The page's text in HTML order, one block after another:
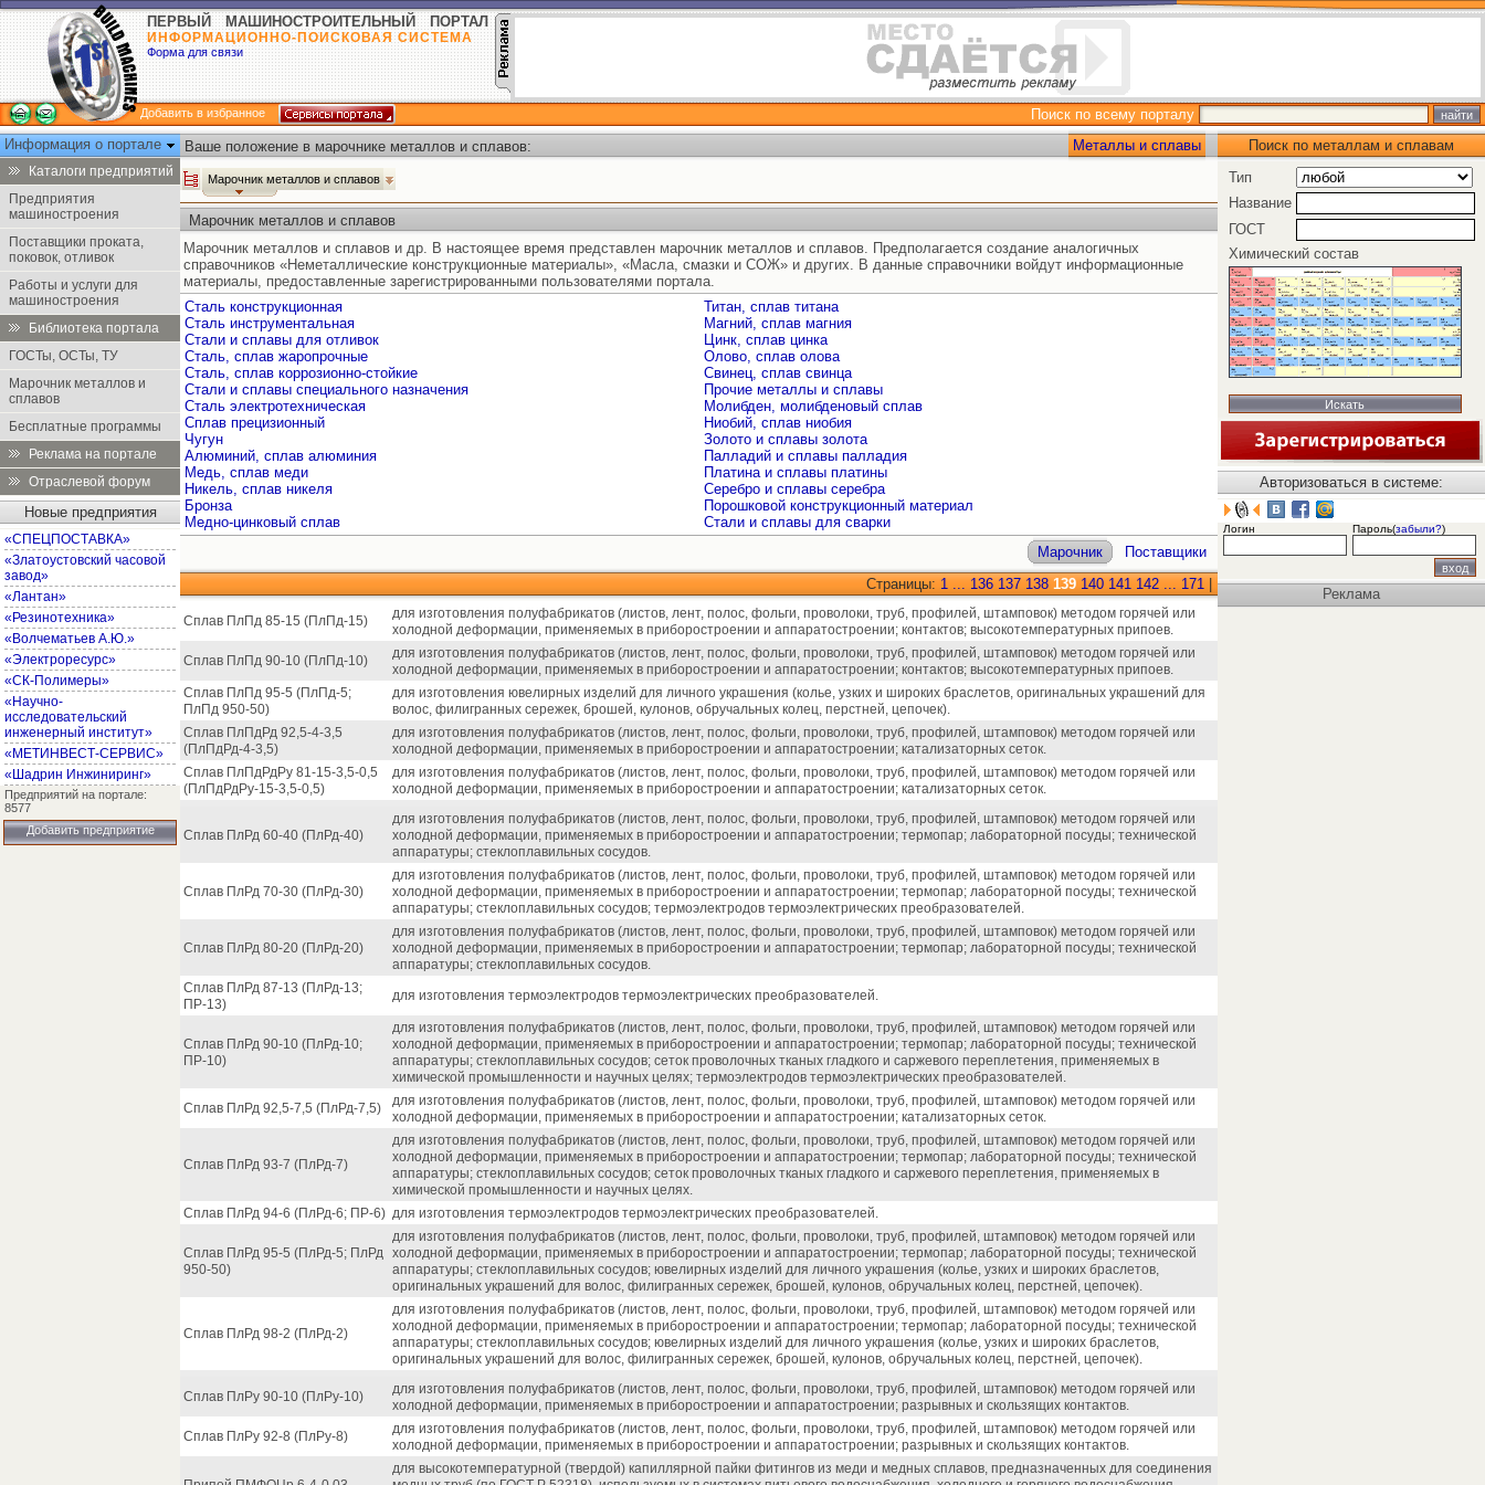
ПЕРВЫЙ МАШИНОСТРОИТЕЛЬНЫЙ ПОРТАЛ
ИНФОРМАЦИОННО-ПОИСКОВАЯ СИСТЕМА
Форма для связи
Добавить в избранное
Поиск по всему порталу
Информация о портале
Каталоги предприятий
Предприятия
машиностроения
Поставщики проката,
поковок, отливок
Работы и услуги для
машиностроения
Библиотека портала
ГОСТы, ОСТы, ТУ
Марочник металлов и
сплавов
Бесплатные программы
Реклама на портале
Отраслевой форум
Новые предприятия
«СПЕЦПОСТАВКА»
«Златоустовский часовой
завод»
«Лантан»
«Резинотехника»
«Волчематьев А.Ю.»
«Электроресурс»
«СК-Полимеры»
«Научно-
исследовательский
инженерный институт»
«МЕТИНВЕСТ-СЕРВИС»
«Шадрин Инжиниринг»
Предприятий на портале:
8577
Добавить предприятие
Ваше положение в марочнике металлов и сплавов: Металлы и сплавы
Марочник металлов и сплавов
Марочник металлов и сплавов
Марочник металлов и сплавов и др. В настоящее время представлен марочник металлов и сплавов. Предполагается создание аналогичных
справочников «Неметаллические конструкционные материалы», «Масла, смазки и СОЖ» и других. В данные справочники войдут информационные
материалы, предоставленные зарегистрированными пользователями портала.
Сталь конструкционная
Сталь инструментальная
Стали и сплавы для отливок
Сталь, сплав жаропрочные
Сталь, сплав коррозионно-стойкие
Стали и сплавы специального назначения
Сталь электротехническая
Сплав прецизионный
Чугун
Алюминий, сплав алюминия
Медь, сплав меди
Никель, сплав никеля
Бронза
Медно-цинковый сплав
Титан, сплав титана
Магний, сплав магния
Цинк, сплав цинка
Олово, сплав олова
Свинец, сплав свинца
Прочие металлы и сплавы
Молибден, молибденовый сплав
Ниобий, сплав ниобия
Золото и сплавы золота
Палладий и сплавы палладия
Платина и сплавы платины
Серебро и сплавы серебра
Порошковой конструкционный материал
Стали и сплавы для сварки
Марочник
Поставщики
Страницы: 1 ... 136 137 138 139 140 141 142 ... 171
Сплав ПлПд 85-15 (ПлПд-15)
для изготовления полуфабрикатов (листов, лент, полос, фольги, проволоки, труб, профилей, штамповок) методом горячей или
холодной деформации, применяемых в приборостроении и аппаратостроении; контактов; высокотемпературных припоев.
Сплав ПлПд 90-10 (ПлПд-10)
для изготовления полуфабрикатов (листов, лент, полос, фольги, проволоки, труб, профилей, штамповок) методом горячей или
холодной деформации, применяемых в приборостроении и аппаратостроении; контактов; высокотемпературных припоев.
Сплав ПлПд 95-5 (ПлПд-5;
ПлПд 950-50)
для изготовления ювелирных изделий для личного украшения (колье, узких и широких браслетов, оригинальных украшений для
волос, филигранных сережек, брошей, кулонов, обручальных колец, перстней, цепочек).
Сплав ПлПдРд 92,5-4-3,5
(ПлПдРд-4-3,5)
для изготовления полуфабрикатов (листов, лент, полос, фольги, проволоки, труб, профилей, штамповок) методом горячей или
холодной деформации, применяемых в приборостроении и аппаратостроении; катализаторных сеток.
Сплав ПлПдРдРу 81-15-3,5-0,5
(ПлПдРдРу-15-3,5-0,5)
для изготовления полуфабрикатов (листов, лент, полос, фольги, проволоки, труб, профилей, штамповок) методом горячей или
холодной деформации, применяемых в приборостроении и аппаратостроении; катализаторных сеток.
Сплав ПлРд 60-40 (ПлРд-40)
для изготовления полуфабрикатов (листов, лент, полос, фольги, проволоки, труб, профилей, штамповок) методом горячей или
холодной деформации, применяемых в приборостроении и аппаратостроении; термопар; лабораторной посуды; технической
аппаратуры; стеклоплавильных сосудов.
Сплав ПлРд 70-30 (ПлРд-30)
для изготовления полуфабрикатов (листов, лент, полос, фольги, проволоки, труб, профилей, штамповок) методом горячей или
холодной деформации, применяемых в приборостроении и аппаратостроении; термопар; лабораторной посуды; технической
аппаратуры; стеклоплавильных сосудов; термоэлектродов термоэлектрических преобразователей.
Сплав ПлРд 80-20 (ПлРд-20)
для изготовления полуфабрикатов (листов, лент, полос, фольги, проволоки, труб, профилей, штамповок) методом горячей или
холодной деформации, применяемых в приборостроении и аппаратостроении; термопар; лабораторной посуды; технической
аппаратуры; стеклоплавильных сосудов.
Сплав ПлРд 87-13 (ПлРд-13;
ПР-13)
для изготовления термоэлектродов термоэлектрических преобразователей.
Сплав ПлРд 90-10 (ПлРд-10;
ПР-10)
для изготовления полуфабрикатов (листов, лент, полос, фольги, проволоки, труб, профилей, штамповок) методом горячей или
холодной деформации, применяемых в приборостроении и аппаратостроении; термопар; лабораторной посуды; технической
аппаратуры; стеклоплавильных сосудов; сеток проволочных тканых гладкого и саржевого переплетения, применяемых в
химической промышленности и научных целях; термоэлектродов термоэлектрических преобразователей.
Сплав ПлРд 92,5-7,5 (ПлРд-7,5)
для изготовления полуфабрикатов (листов, лент, полос, фольги, проволоки, труб, профилей, штамповок) методом горячей или
холодной деформации, применяемых в приборостроении и аппаратостроении; катализаторных сеток.
Сплав ПлРд 93-7 (ПлРд-7)
для изготовления полуфабрикатов (листов, лент, полос, фольги, проволоки, труб, профилей, штамповок) методом горячей или
холодной деформации, применяемых в приборостроении и аппаратостроении; термопар; лабораторной посуды; технической
аппаратуры; стеклоплавильных сосудов; сеток проволочных тканых гладкого и саржевого переплетения, применяемых в
химической промышленности и научных целях.
Сплав ПлРд 94-6 (ПлРд-6; ПР-6) для изготовления термоэлектродов термоэлектрических преобразователей.
Сплав ПлРд 95-5 (ПлРд-5; ПлРд
950-50)
для изготовления полуфабрикатов (листов, лент, полос, фольги, проволоки, труб, профилей, штамповок) методом горячей или
холодной деформации, применяемых в приборостроении и аппаратостроении; термопар; лабораторной посуды; технической
аппаратуры; стеклоплавильных сосудов; ювелирных изделий для личного украшения (колье, узких и широких браслетов,
оригинальных украшений для волос, филигранных сережек, брошей, кулонов, обручальных колец, перстней, цепочек).
Сплав ПлРд 98-2 (ПлРд-2)
для изготовления полуфабрикатов (листов, лент, полос, фольги, проволоки, труб, профилей, штамповок) методом горячей или
холодной деформации, применяемых в приборостроении и аппаратостроении; термопар; лабораторной посуды; технической
аппаратуры; стеклоплавильных сосудов; ювелирных изделий для личного украшения (колье, узких и широких браслетов,
оригинальных украшений для волос, филигранных сережек, брошей, кулонов, обручальных колец, перстней, цепочек).
Сплав ПлРу 90-10 (ПлРу-10)
для изготовления полуфабрикатов (листов, лент, полос, фольги, проволоки, труб, профилей, штамповок) методом горячей или
холодной деформации, применяемых в приборостроении и аппаратостроении; разрывных и скользящих контактов.
Сплав ПлРу 92-8 (ПлРу-8)
для изготовления полуфабрикатов (листов, лент, полос, фольги, проволоки, труб, профилей, штамповок) методом горячей или
холодной деформации, применяемых в приборостроении и аппаратостроении; разрывных и скользящих контактов.
для высокотемпературной (твердой) капиллярной пайки фитингов из меди и медных сплавов, предназначенных для соединения
Поиск по металлам и сплавам
Тип
Название
ГОСТ
Химический состав
Авторизоваться в системе:
Логин Пароль(забыли?)
Реклама